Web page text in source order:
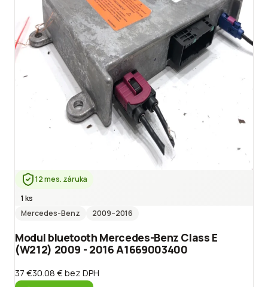
12 mes. záruka
1 ks
Mercedes-Benz
2009–2016
Modul bluetooth Mercedes-Benz Class E
(W212) 2009 - 2016 A1669003400
37 €30.08 €bez DPH